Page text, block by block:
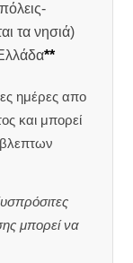
τα νησιά)
**
ημέρες απο
και μπορεί
μπορεί να